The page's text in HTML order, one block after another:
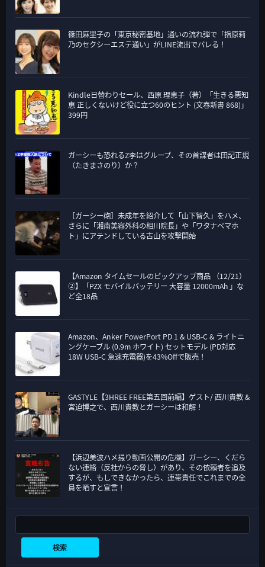
篠田麻里子の「東京秘密基地」通いの流れ弾で「指原莉
乃のセクシーエステ通い」がLINE流出でバレる！
Kindle日替わりセール、西原 理恵子（著）「生きる悪知
恵 正しくないけど役に立つ60のヒント (文春新書 868)」
399円
ガーシーも恐れるZ李はグループ、その首謀者は田記正規
（たきまさのり）か？
［ガーシー砲］未成年を紹介して「山下智久」をハメ、
さらに「湘南美容外科の相川院長」や「ワタナベマホ
ト」にアテンドしている古山を攻撃開始
【Amazon タイムセールのピックアップ商品 （12/21）
②】「PZX モバイルバッテリー 大容量 12000mAh 」な
ど全18品
Amazon、Anker PowerPort PD 1 & USB-C & ライトニ
ングケーブル (0.9m ホワイト) セットモデル (PD対応
18W USB-C 急速充電器)を43%Offで販売！
GASTYLE【3HREE FREE第五回前編】ゲスト/ 西川貴教 &
宮迫博之で、西川貴教とガーシーは和解！
【浜辺美波ハメ撮り動画公開の危機】ガーシー、くだら
ない連絡（反社からの脅し）があり、その依頼者を追及
するが、もしできなかったら、連帯責任でこれまでの全
員を晒すと宣言！
検索